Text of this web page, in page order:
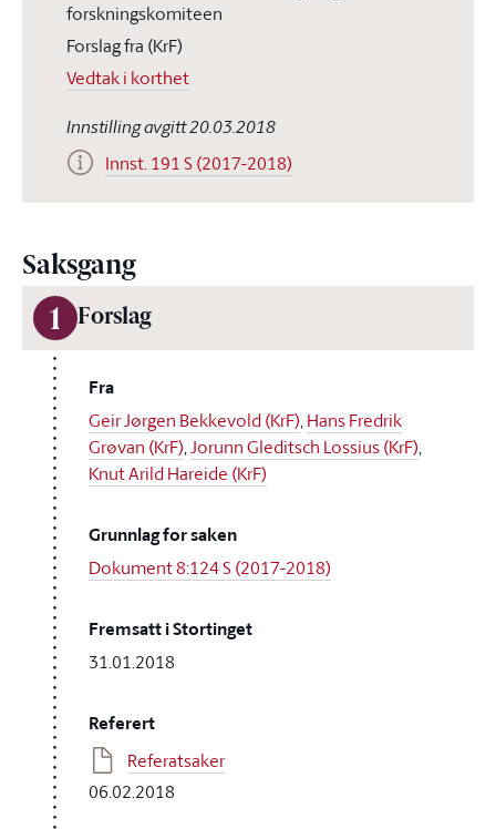
forskningskomiteen
Forslag fra (KrF)
Vedtak i korthet
Innstilling avgitt 20.03.2018
Innst. 191 S (2017-2018)
Saksgang
1 Forslag
Fra
Geir Jørgen Bekkevold (KrF),Hans Fredrik
Grøvan (KrF),Jorunn Gleditsch Lossius (KrF),
Knut Arild Hareide (KrF)
Grunnlag for saken
Dokument 8:124 S (2017-2018)
Fremsatt i Stortinget
31.01.2018
Referert
Referatsaker
06.02.2018